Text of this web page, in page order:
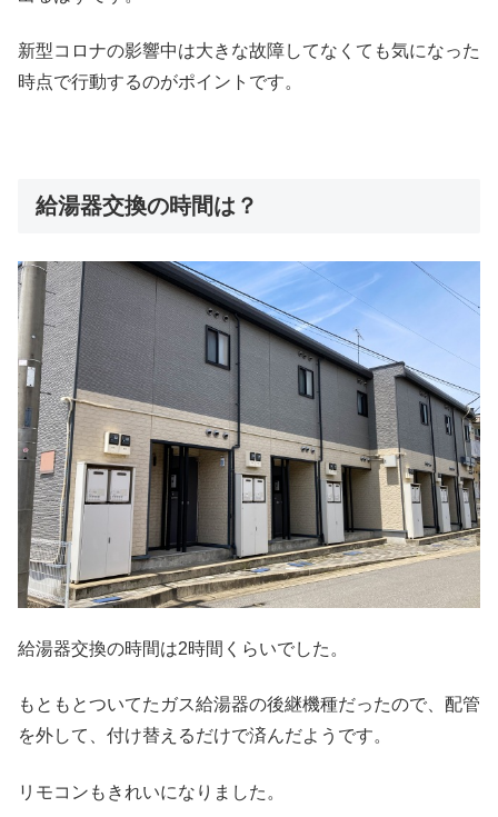
新型コロナの影響中は大きな故障してなくても気になった
時点で行動するのがポイントです。
給湯器交換の時間は？
給湯器交換の時間は2時間くらいでした。
もともとついてたガス給湯器の後継機種だったので、配管
を外して、付け替えるだけで済んだようです。
リモコンもきれいになりました。